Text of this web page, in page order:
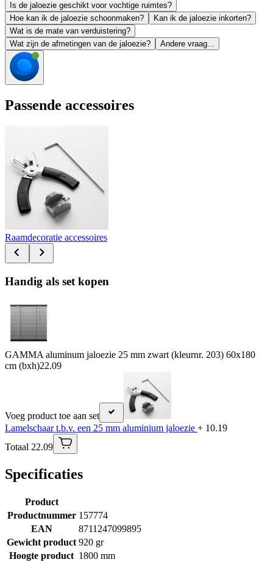
Is de jaloezie geschikt voor vochtige ruimtes?
Hoe kan ik de jaloezie schoonmaken?
Kan ik de jaloezie inkorten?
Wat is de mate van verduistering?
Wat zijn de afmetingen van de jaloezie?
Andere vraag...
Passende accessoires
Raamdecoratie accessoires
Handig als set kopen
GAMMA aluminum jaloezie 25 mm zwart (kleurnr. 203) 60x180
cm (bxh)22.09
Voeg product toe aan set
Lamelschaar t.b.v. een 25 mm aluminium jaloezie + 10.19
Totaal 22.09
Specificaties
Product
Productnummer 157774
EAN
8711247099895
Gewicht product 920 gr
Hoogte product 1800 mm